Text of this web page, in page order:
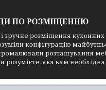
ПО РОЗМІЩЕННЮ
зручне розміщення
конфігурацію
розташування
яка вам необхідна